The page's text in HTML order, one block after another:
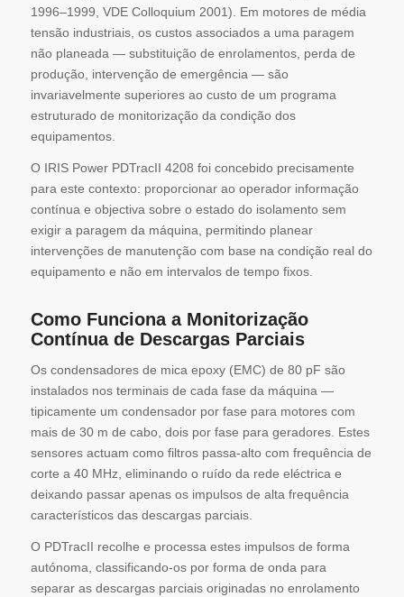
1996–1999, VDE Colloquium 2001). Em motores de média
tensão industriais, os custos associados a uma paragem
não planeada — substituição de enrolamentos, perda de
produção, intervenção de emergência — são
invariavelmente superiores ao custo de um programa
estruturado de monitorização da condição dos
equipamentos.
O IRIS Power PDTracII 4208 foi concebido precisamente
para este contexto: proporcionar ao operador informação
contínua e objectiva sobre o estado do isolamento sem
exigir a paragem da máquina, permitindo planear
intervenções de manutenção com base na condição real do
equipamento e não em intervalos de tempo fixos.
Como Funciona a Monitorização
Contínua de Descargas Parciais
Os condensadores de mica epoxy (EMC) de 80 pF são
instalados nos terminais de cada fase da máquina —
tipicamente um condensador por fase para motores com
mais de 30 m de cabo, dois por fase para geradores. Estes
sensores actuam como filtros passa-alto com frequência de
corte a 40 MHz, eliminando o ruído da rede eléctrica e
deixando passar apenas os impulsos de alta frequência
característicos das descargas parciais.
O PDTracII recolhe e processa estes impulsos de forma
autónoma, classificando-os por forma de onda para
separar as descargas parciais originadas no enrolamento